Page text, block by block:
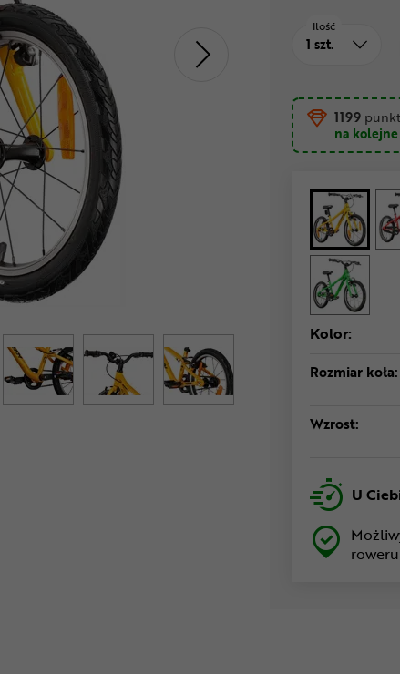
Ilość
1199
na
Kolor:
Rozmiar koła:
Wzrost:
U
roweru